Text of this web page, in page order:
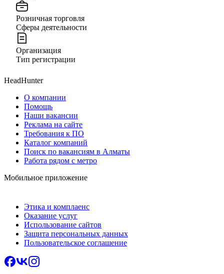
Розничная торговля
Сферы деятельности
Организация
Тип регистрации
HeadHunter
О компании
Помощь
Наши вакансии
Реклама на сайте
Требования к ПО
Каталог компаний
Поиск по вакансиям в Алматы
Работа рядом с метро
Мобильное приложение
Этика и комплаенс
Оказание услуг
Использование сайтов
Защита персональных данных
Пользовательское соглашение